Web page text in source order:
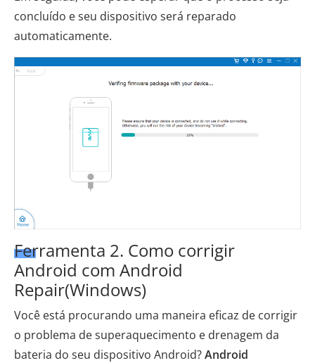
concluído e seu dispositivo será reparado
automaticamente.
Ferramenta 2. Como corrigir
Android com Android
Repair(Windows)
Você está procurando uma maneira eficaz de corrigir
o problema de superaquecimento e drenagem da
bateria do seu dispositivo Android?Android